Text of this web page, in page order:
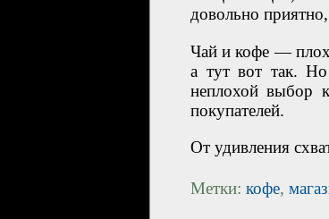
довольно
Чай и кофе —
а тут вот так.
неплохой выбор
покупателей.
От удивления
Метки: кофе,